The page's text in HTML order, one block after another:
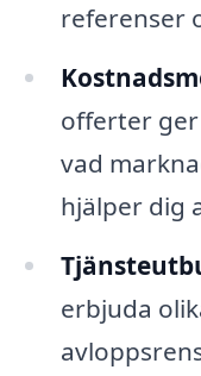
referenser
offerter
vad
hjälper dig
erbjuda